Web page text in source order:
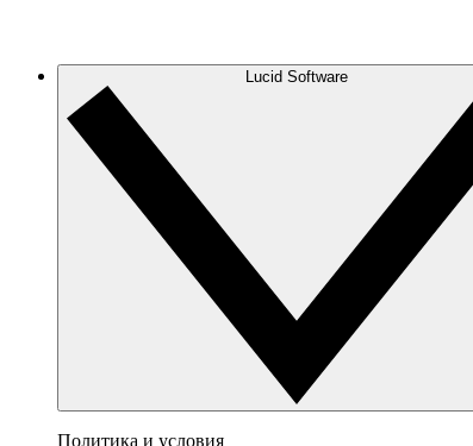
Lucid Software
Политика и условия